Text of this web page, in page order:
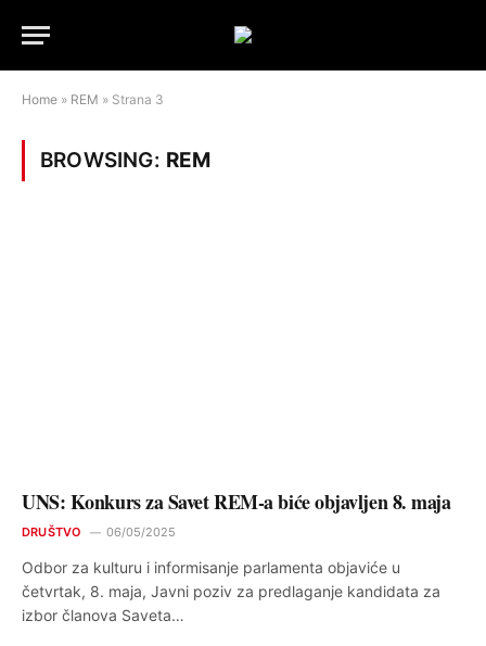
Home » REM » Strana 3
BROWSING: REM
UNS: Konkurs za Savet REM-a biće objavljen 8. maja
DRUŠTVO 06/05/2025
Odbor za kulturu i informisanje parlamenta objaviće u
četvrtak, 8. maja, Javni poziv za predlaganje kandidata za
izbor članova Saveta…